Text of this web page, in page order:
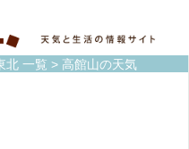
北 一覧 > 高館山の天気